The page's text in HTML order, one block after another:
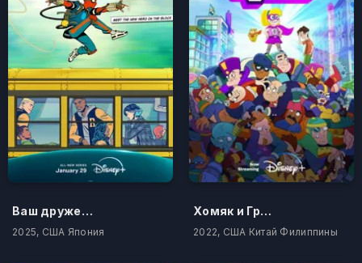
Ваш дружелюбный сосед Человек-паук
2025, США Япония
Хомяк и Гретель
2022, США Китай Филиппины